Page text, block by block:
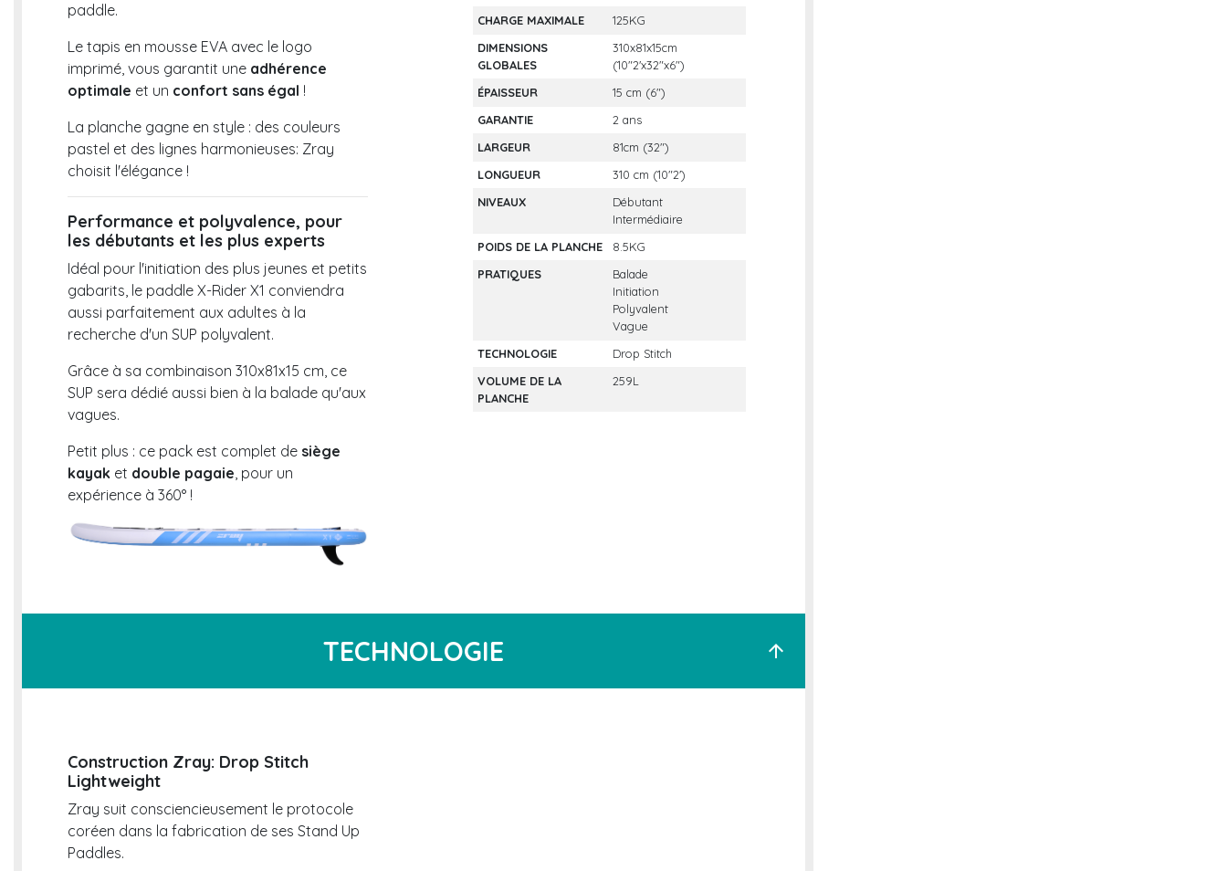
paddle.
Le tapis en mousse EVA avec le logo
imprimé, vous garantit une adhérence
optimale et un confort sans égal !
La planche gagne en style : des couleurs
pastel et des lignes harmonieuses: Zray
choisit l'élégance !
Performance et polyvalence, pour
les débutants et les plus experts
Idéal pour l'initiation des plus jeunes et petits
gabarits, le paddle X-Rider X1 conviendra
aussi parfaitement aux adultes à la
recherche d'un SUP polyvalent.
Grâce à sa combinaison 310x81x15 cm, ce
SUP sera dédié aussi bien à la balade qu'aux
vagues.
Petit plus : ce pack est complet de siège
kayak et double pagaie, pour un
expérience à 360° !
CHARGE MAXIMALE
125KG
DIMENSIONS
GLOBALES
310x81x15cm
(10"2'x32"x6")
ÉPAISSEUR
15 cm (6")
GARANTIE
2 ans
LARGEUR
81cm (32")
LONGUEUR
310 cm (10"2')
NIVEAUX
Débutant
Intermédiaire
POIDS DE LA PLANCHE
8.5KG
PRATIQUES
Balade
Initiation
Polyvalent
Vague
TECHNOLOGIE
Drop Stitch
VOLUME DE LA
PLANCHE
259L
TECHNOLOGIE arrow_upward
Construction Zray: Drop Stitch
Lightweight
Zray suit consciencieusement le protocole
coréen dans la fabrication de ses Stand Up
Paddles.